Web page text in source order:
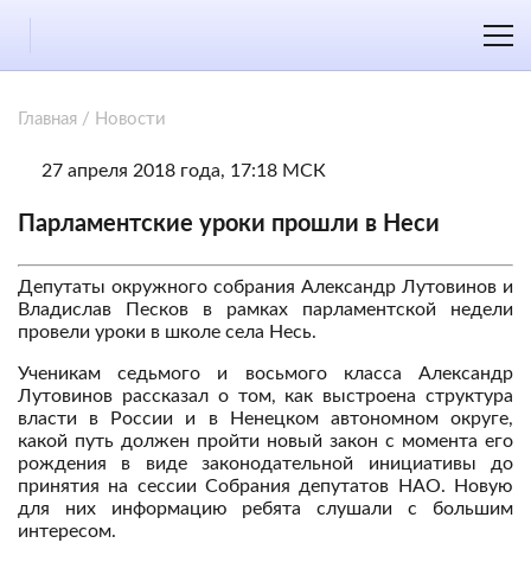
Главная / Новости
27 апреля 2018 года, 17:18 МСК
Парламентские уроки прошли в Неси
Депутаты окружного собрания Александр Лутовинов и
Владислав Песков в рамках парламентской недели
провели уроки в школе села Несь.
Ученикам седьмого и восьмого класса Александр
Лутовинов рассказал о том, как выстроена структура
власти в России и в Ненецком автономном округе,
какой путь должен пройти новый закон с момента его
рождения в виде законодательной инициативы до
принятия на сессии Собрания депутатов НАО. Новую
для них информацию ребята слушали с большим
интересом.